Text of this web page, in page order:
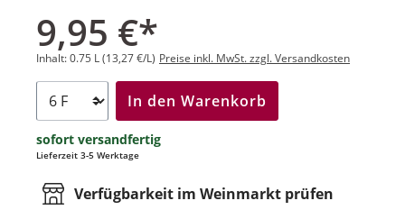
9,95 €*
Inhalt:0.75 L(13,27 €/L) Preise inkl. MwSt. zzgl. Versandkosten
In den Warenkorb
sofort versandfertig
Lieferzeit 3-5 Werktage
Verfügbarkeit im Weinmarkt prüfen